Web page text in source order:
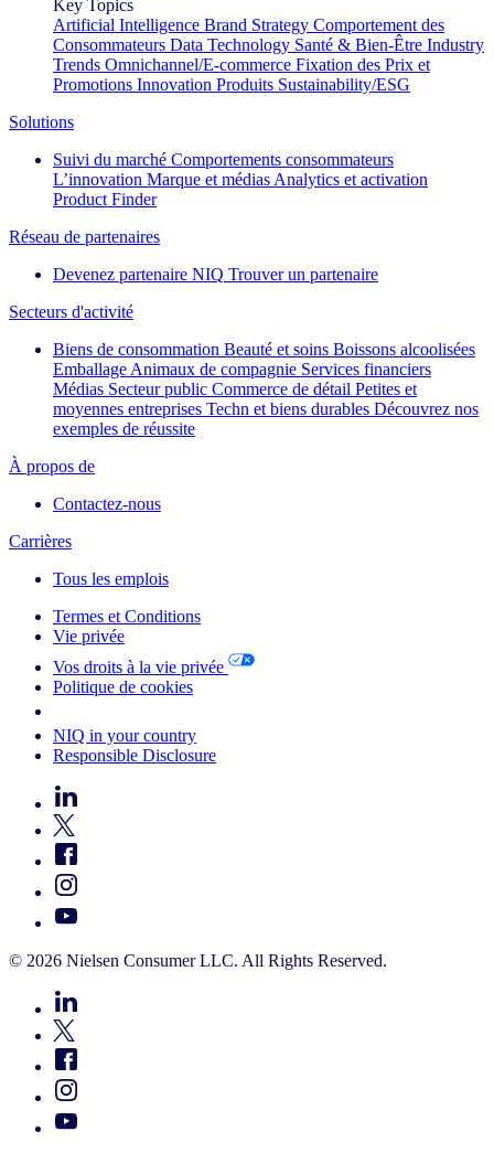
Key Topics
Artificial Intelligence Brand Strategy Comportement des
Consommateurs Data Technology Santé & Bien-Être Industry
Trends Omnichannel/E-commerce Fixation des Prix et
Promotions Innovation Produits Sustainability/ESG
Solutions
Suivi du marché Comportements consommateurs
L’innovation Marque et médias Analytics et activation
Product Finder
Réseau de partenaires
Devenez partenaire NIQ Trouver un partenaire
Secteurs d'activité
Biens de consommation Beauté et soins Boissons alcoolisées
Emballage Animaux de compagnie Services financiers
Médias Secteur public Commerce de détail Petites et
moyennes entreprises Techn et biens durables Découvrez nos
exemples de réussite
À propos de
Contactez-nous
Carrières
Tous les emplois
Termes et Conditions
Vie privée
Vos droits à la vie privée
Politique de cookies
NIQ in your country
Responsible Disclosure
© 2026 Nielsen Consumer LLC. All Rights Reserved.